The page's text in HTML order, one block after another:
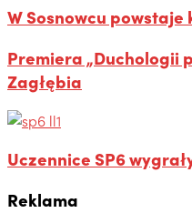
W Sosnowcu powstaje
Premiera „Duchologii
Zagłębia
Uczennice SP6
Reklama